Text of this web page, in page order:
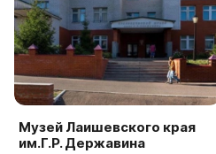
Музей Лаишевского края
им.Г.Р. Державина